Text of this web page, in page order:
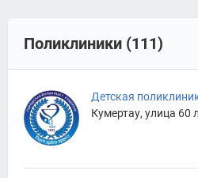
Поликлиники (111)
Детская
Кумертау, улица 60